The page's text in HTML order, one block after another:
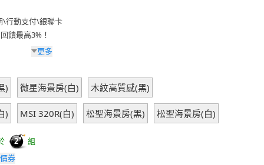
\行動支付\銀聯卡
饋最高3%！
更多
) 微星海景房(白) 木紋高質感(黑)
) MSI 320R(白) 松聖海景房(黑) 松聖海景房(白)
2
組
券